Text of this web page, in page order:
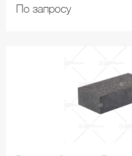
По запросу